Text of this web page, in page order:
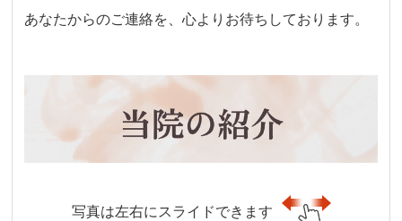
あなたからのご連絡を、心よりお待ちしております。
写真は左右にスライドできます